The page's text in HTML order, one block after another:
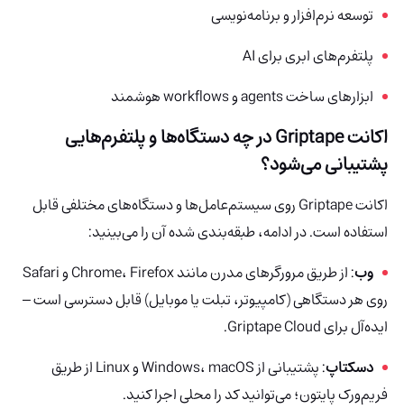
توسعه نرم‌افزار و برنامه‌نویسی
پلتفرم‌های ابری برای AI
ابزارهای ساخت agents و workflows هوشمند
اکانت Griptape در چه دستگاه‌ها و پلتفرم‌هایی
پشتیبانی می‌شود؟
اکانت Griptape روی سیستم‌عامل‌ها و دستگاه‌های مختلفی قابل
استفاده است. در ادامه، طبقه‌بندی شده آن را می‌بینید:
وب
: از طریق مرورگرهای مدرن مانند Chrome، Firefox و Safari
روی هر دستگاهی (کامپیوتر، تبلت یا موبایل) قابل دسترسی است –
ایده‌آل برای Griptape Cloud.
دسکتاپ
: پشتیبانی از Windows، macOS و Linux از طریق
فریم‌ورک پایتون؛ می‌توانید کد را محلی اجرا کنید.